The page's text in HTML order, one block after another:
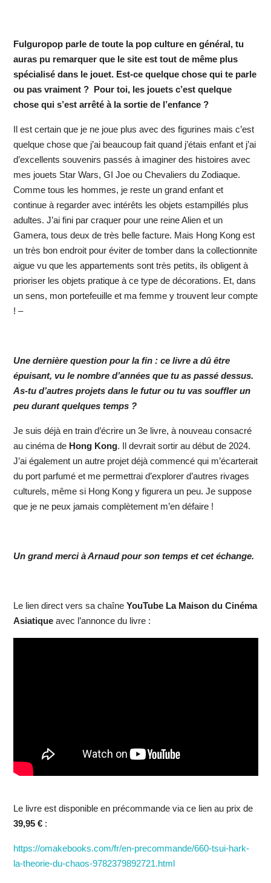
Fulguropop parle de toute la pop culture en général, tu
auras pu remarquer que le site est tout de même plus
spécialisé dans le jouet. Est-ce quelque chose qui te parle
ou pas vraiment ? Pour toi, les jouets c’est quelque
chose qui s’est arrêté à la sortie de l’enfance ?
Il est certain que je ne joue plus avec des figurines mais c’est
quelque chose que j’ai beaucoup fait quand j’étais enfant et j’ai
d’excellents souvenirs passés à imaginer des histoires avec
mes jouets Star Wars, GI Joe ou Chevaliers du Zodiaque.
Comme tous les hommes, je reste un grand enfant et
continue à regarder avec intérêts les objets estampillés plus
adultes. J’ai fini par craquer pour une reine Alien et un
Gamera, tous deux de très belle facture. Mais Hong Kong est
un très bon endroit pour éviter de tomber dans la collectionnite
aigue vu que les appartements sont très petits, ils obligent à
prioriser les objets pratique à ce type de décorations. Et, dans
un sens, mon portefeuille et ma femme y trouvent leur compte
! –
Une dernière question pour la fin : ce livre a dû être
épuisant, vu le nombre d’années que tu as passé dessus.
As-tu d’autres projets dans le futur ou tu vas souffler un
peu durant quelques temps ?
Je suis déjà en train d’écrire un 3e livre, à nouveau consacré
au cinéma de Hong Kong. Il devrait sortir au début de 2024.
J’ai également un autre projet déjà commencé qui m’écarterait
du port parfumé et me permettrai d’explorer d’autres rivages
culturels, même si Hong Kong y figurera un peu. Je suppose
que je ne peux jamais complètement m’en défaire !
Un grand merci à Arnaud pour son temps et cet échange.
Le lien direct vers sa chaîne YouTube La Maison du Cinéma
Asiatiqueavec l’annonce du livre :
Le livre est disponible en précommande via ce lien au prix de
39,95 €:
https://omakebooks.com/fr/en-precommande/660-tsui-hark-
la-theorie-du-chaos-9782379892721.html